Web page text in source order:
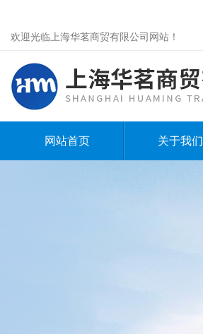
欢迎光临上海华茗商贸有限公司网站！
网站首页 关于我们